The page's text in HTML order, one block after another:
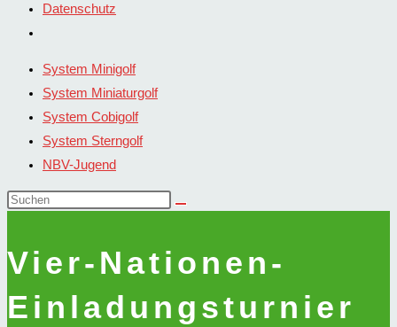
Datenschutz
umschalten
System Minigolf
System Miniaturgolf
System Cobigolf
System Sterngolf
NBV-Jugend
Vier-Nationen-
Einladungsturnier